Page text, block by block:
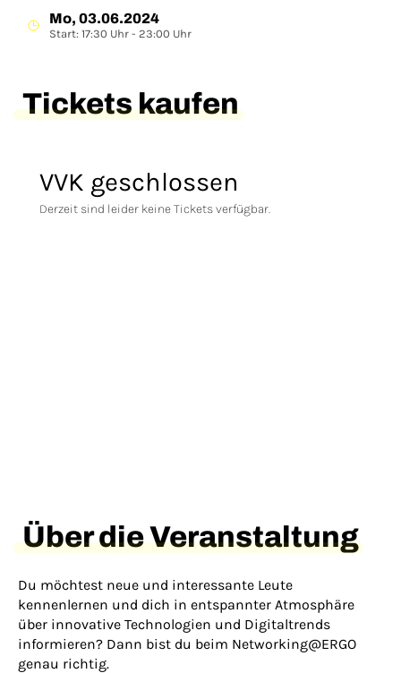
Mo, 03.06.2024
Start: 17:30 Uhr - 23:00 Uhr
Tickets kaufen
VVK geschlossen
Derzeit sind leider keine Tickets verfügbar.
Über die Veranstaltung
Du möchtest neue und interessante Leute
kennenlernen und dich in entspannter Atmosphäre
über innovative Technologien und Digitaltrends
informieren? Dann bist du beim Networking@ERGO
genau richtig.